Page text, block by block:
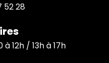
52 28
à 12h / 13h à 17h